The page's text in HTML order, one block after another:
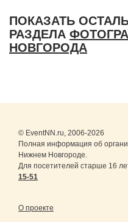
ПОКАЗАТЬ
РАЗДЕЛА
НОВГОРОДА
© EventNN.ru, 2006-2026
Полная информация об
Нижнем Новгороде.
Для посетителей старше 16
15-51
О проекте